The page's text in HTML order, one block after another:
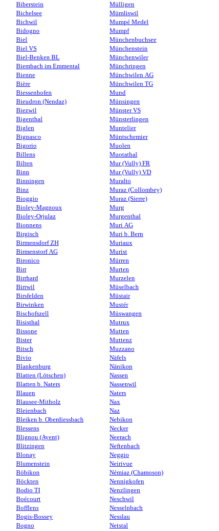
Biberstein
Bichelsee
Bichwil
Bidogno
Biel
Biel VS
Biel-Benken BL
Biembach im Emmental
Bienne
Bière
Biessenhofen
Bieudron (Nendaz)
Biezwil
Bigenthal
Biglen
Bignasco
Bigorio
Billens
Bilten
Binn
Binningen
Binz
Bioggio
Bioley-Magnoux
Bioley-Orjulaz
Bionnens
Birgisch
Birmensdorf ZH
Birmenstorf AG
Bironico
Birr
Birrhard
Birrwil
Birsfelden
Birwinken
Bischofszell
Bisisthal
Bissone
Bister
Bitsch
Bivio
Blankenburg
Blatten (Lötschen)
Blatten b. Naters
Blauen
Blausee-Mitholz
Bleienbach
Bleiken b. Oberdiessbach
Blessens
Blignou (Ayent)
Blitzingen
Blonay
Blumenstein
Böbikon
Böckten
Bodio TI
Boécourt
Bofflens
Bogis-Bossey
Bogno
Mülligen
Mümliswil
Mumpé Medel
Mumpf
Münchenbuchsee
Münchenstein
Münchenwiler
Münchringen
Münchwilen AG
Münchwilen TG
Mund
Münsingen
Münster VS
Münsterlingen
Muntelier
Müntschemier
Muolen
Muotathal
Mur (Vully) FR
Mur (Vully) VD
Muralto
Muraz (Collombey)
Muraz (Sierre)
Murg
Murgenthal
Muri AG
Muri b. Bern
Muriaux
Murist
Mürren
Murten
Murzelen
Müselbach
Müstair
Mustér
Müswangen
Mutrux
Mutten
Muttenz
Muzzano
Näfels
Nänikon
Nassen
Nassenwil
Naters
Nax
Naz
Nebikon
Necker
Neerach
Neftenbach
Neggio
Neirivue
Némiaz (Chamoson)
Nennigkofen
Nenzlingen
Neschwil
Nesselnbach
Nesslau
Netstal